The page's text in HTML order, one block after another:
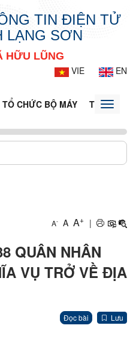
TIN ĐIỆN TỬ
LẠNG SƠN
HỮU LŨNG
VIE
EN
TỔ CHỨC BỘ MÁY TIN TỨC -
Toggle
A- A A+ |
QUÂN NHÂN
VỤ TRỞ VỀ ĐỊA
Đọc bài Lưu